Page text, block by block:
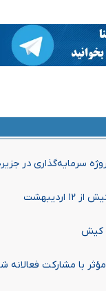
سرمایه‌گذاری در
کیش
با مشارکت فعالانه